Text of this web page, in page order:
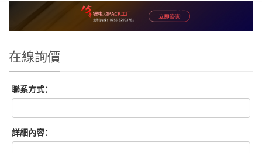
在線詢價
聯系方式：
詳細內容：